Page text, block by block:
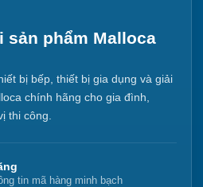
sản phẩm Malloca
bị bếp, thiết bị gia dụng và giải
chính hãng cho gia đình,
thi công.
tin mã hàng minh bạch